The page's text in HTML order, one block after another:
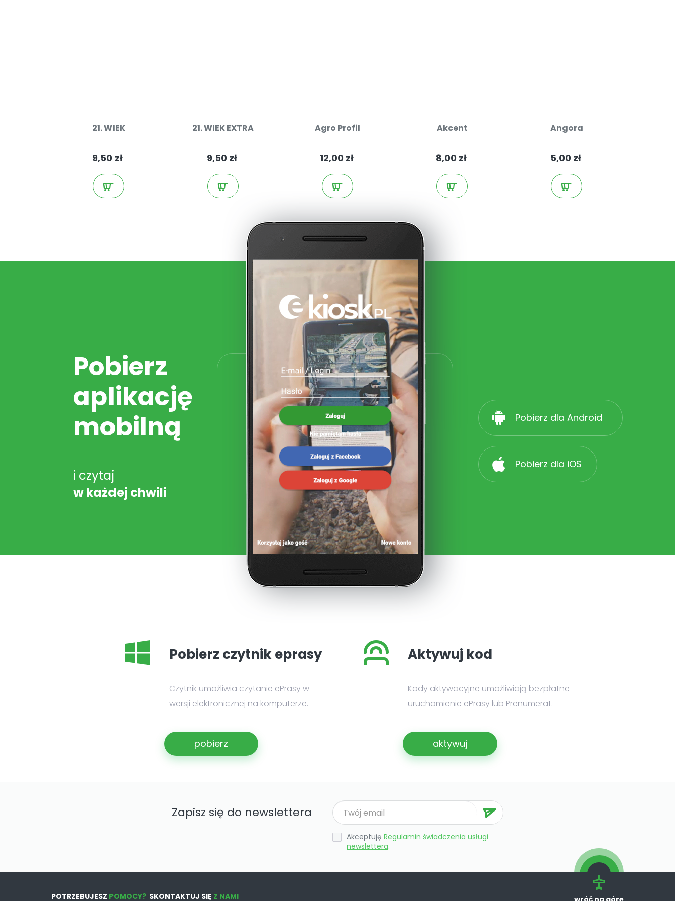
21. WIEK
9,50 zł
21. WIEK EXTRA
9,50 zł
Agro Profil
12,00 zł
Akcent
8,00 zł
Angora
5,00 zł
Pobierz
aplikację
mobilną
i czytaj
w każdej chwili
Pobierz dla Android
Pobierz dla iOS
Pobierz czytnik eprasy
Czytnik umożliwia czytanie ePrasy w
wersji elektronicznej na komputerze.
pobierz
Aktywuj kod
Kody aktywacyjne umożliwiają bezpłatne
uruchomienie ePrasy lub Prenumerat.
aktywuj
Zapisz się do newslettera
Akceptuję Regulamin świadczenia usługi
newslettera.
POTRZEBUJESZ POMOCY? SKONTAKTUJ SIĘ Z NAMI